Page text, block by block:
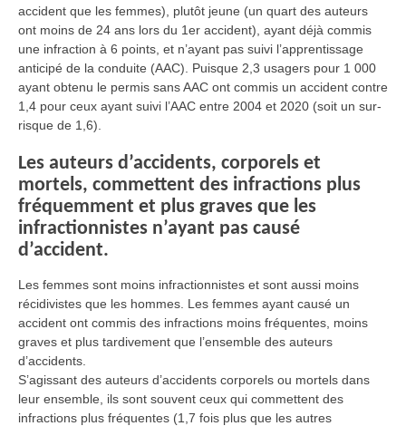
accident que les femmes), plutôt jeune (un quart des auteurs
ont moins de 24 ans lors du 1er accident), ayant déjà commis
une infraction à 6 points, et n’ayant pas suivi l’apprentissage
anticipé de la conduite (AAC). Puisque 2,3 usagers pour 1 000
ayant obtenu le permis sans AAC ont commis un accident contre
1,4 pour ceux ayant suivi l’AAC entre 2004 et 2020 (soit un sur-
risque de 1,6).
Les auteurs d’accidents, corporels et
mortels, commettent des infractions plus
fréquemment et plus graves que les
infractionnistes n’ayant pas causé
d’accident.
Les femmes sont moins infractionnistes et sont aussi moins
récidivistes que les hommes. Les femmes ayant causé un
accident ont commis des infractions moins fréquentes, moins
graves et plus tardivement que l’ensemble des auteurs
d’accidents.
S’agissant des auteurs d’accidents corporels ou mortels dans
leur ensemble, ils sont souvent ceux qui commettent des
infractions plus fréquentes (1,7 fois plus que les autres